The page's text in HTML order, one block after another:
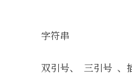
字符串
双引号、 三引号 、